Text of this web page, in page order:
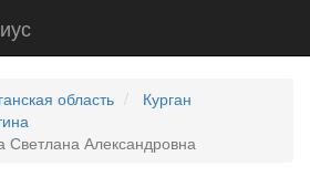
область
Курган
Светлана Александровна